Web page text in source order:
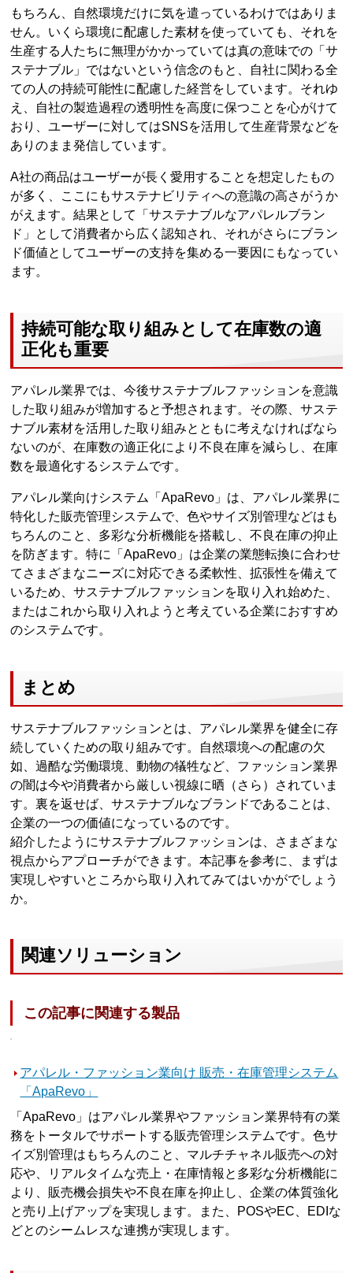
もちろん、自然環境だけに気を遣っているわけではありま
せん。いくら環境に配慮した素材を使っていても、それを
生産する人たちに無理がかかっていては真の意味での「サ
ステナブル」ではないという信念のもと、自社に関わる全
ての人の持続可能性に配慮した経営をしています。それゆ
え、自社の製造過程の透明性を高度に保つことを心がけて
おり、ユーザーに対してはSNSを活用して生産背景などを
ありのまま発信しています。
A社の商品はユーザーが長く愛用することを想定したもの
が多く、ここにもサステナビリティへの意識の高さがうか
がえます。結果として「サステナブルなアパレルブラン
ド」として消費者から広く認知され、それがさらにブラン
ド価値としてユーザーの支持を集める一要因にもなってい
ます。
持続可能な取り組みとして在庫数の適
正化も重要
アパレル業界では、今後サステナブルファッションを意識
した取り組みが増加すると予想されます。その際、サステ
ナブル素材を活用した取り組みとともに考えなければなら
ないのが、在庫数の適正化により不良在庫を減らし、在庫
数を最適化するシステムです。
アパレル業向けシステム「ApaRevo」は、アパレル業界に
特化した販売管理システムで、色やサイズ別管理などはも
ちろんのこと、多彩な分析機能を搭載し、不良在庫の抑止
を防ぎます。特に「ApaRevo」は企業の業態転換に合わせ
てさまざまなニーズに対応できる柔軟性、拡張性を備えて
いるため、サステナブルファッションを取り入れ始めた、
またはこれから取り入れようと考えている企業におすすめ
のシステムです。
まとめ
サステナブルファッションとは、アパレル業界を健全に存
続していくための取り組みです。自然環境への配慮の欠
如、過酷な労働環境、動物の犠牲など、ファッション業界
の闇は今や消費者から厳しい視線に晒（さら）されていま
す。裏を返せば、サステナブルなブランドであることは、
企業の一つの価値になっているのです。
紹介したようにサステナブルファッションは、さまざまな
視点からアプローチができます。本記事を参考に、まずは
実現しやすいところから取り入れてみてはいかがでしょう
か。
関連ソリューション
この記事に関連する製品
アパレル・ファッション業向け 販売・在庫管理システム
「ApaRevo」
「ApaRevo」はアパレル業界やファッション業界特有の業
務をトータルでサポートする販売管理システムです。色サ
イズ別管理はもちろんのこと、マルチチャネル販売への対
応や、リアルタイムな売上・在庫情報と多彩な分析機能に
より、販売機会損失や不良在庫を抑止し、企業の体質強化
と売り上げアップを実現します。また、POSやEC、EDIな
どとのシームレスな連携が実現します。